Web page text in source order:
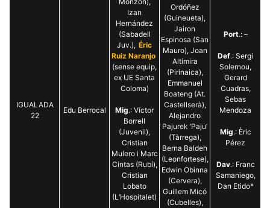
IGUALADA
22
Edu Berrocal
Izan
Hernández
(Sabadell
Juv.), Éric
Ruiz Naranjo
(sense equip,
ex UE Santa
Coloma)
Mig.: Víctor
Borrell
(Juvenil),
Cristian
Mulero i Marc
Cintas (Rubí),
Cristian
Lobato
(L’Hospitalet)
Ordóñez
(Guineueta),
Jairon
Espinosa (San
Mauro), Joan
Altimira
(Pirinaica),
Emmanuel
Boateng (At.
Castellserà),
Alejandro
Pajurek ‘Paju’
(Tàrrega),
Berna Baldeh
(Leonfortese),
Edwin Obinna
(Cervera),
Guillem Micó
(Cubelles),
Port.: –
Def.: Sergi
Solernou,
Gerard
Cuadras,
Sebas
Mendoza
Mig.: Èric
Pérez
Dav.: Franc
Samaniego,
Dan Etido*